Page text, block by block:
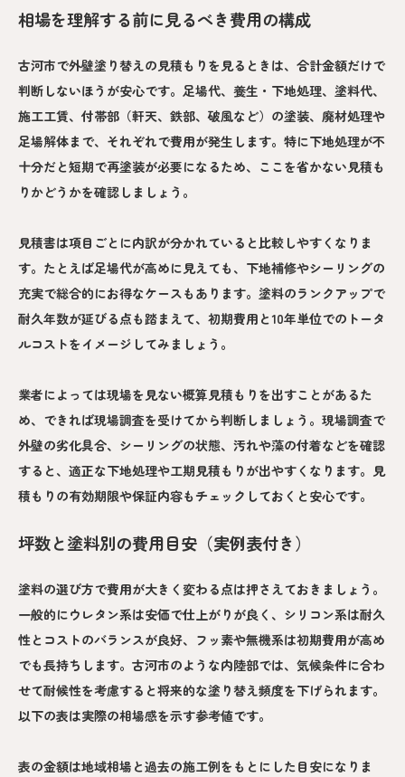
相場を理解する前に見るべき費用の構成
古河市で外壁塗り替えの見積もりを見るときは、合計金額だけで
判断しないほうが安心です。足場代、養生・下地処理、塗料代、
施工工賃、付帯部（軒天、鉄部、破風など）の塗装、廃材処理や
足場解体まで、それぞれで費用が発生します。特に下地処理が不
十分だと短期で再塗装が必要になるため、ここを省かない見積も
りかどうかを確認しましょう。
見積書は項目ごとに内訳が分かれていると比較しやすくなりま
す。たとえば足場代が高めに見えても、下地補修やシーリングの
充実で総合的にお得なケースもあります。塗料のランクアップで
耐久年数が延びる点も踏まえて、初期費用と10年単位でのトータ
ルコストをイメージしてみましょう。
業者によっては現場を見ない概算見積もりを出すことがあるた
め、できれば現場調査を受けてから判断しましょう。現場調査で
外壁の劣化具合、シーリングの状態、汚れや藻の付着などを確認
すると、適正な下地処理や工期見積もりが出やすくなります。見
積もりの有効期限や保証内容もチェックしておくと安心です。
坪数と塗料別の費用目安（実例表付き）
塗料の選び方で費用が大きく変わる点は押さえておきましょう。
一般的にウレタン系は安価で仕上がりが良く、シリコン系は耐久
性とコストのバランスが良好、フッ素や無機系は初期費用が高め
でも長持ちします。古河市のような内陸部では、気候条件に合わ
せて耐候性を考慮すると将来的な塗り替え頻度を下げられます。
以下の表は実際の相場感を示す参考値です。
表の金額は地域相場と過去の施工例をもとにした目安になりま